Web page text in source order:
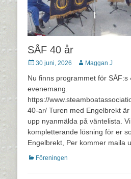
SÅF 40 år
Postades
30 juni, 2026 Författare
Maggan J
Nu finns programmet för
evenemang.
https://
40-ar/ Turen med Engelbrekt
upp nyanmälda på väntelista.
kompletterande lösning för er
Engelbrekt, Per kommer maila
Kategorier
Föreningen